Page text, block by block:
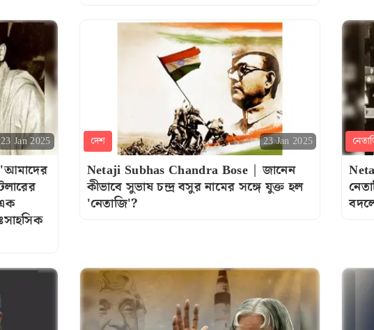
23 Jan 2025 দেশ 23 Jan 2025
Netaji Subhas Chandra Bose | জানেন
কীভাবে সুভাষ চন্দ্র বসুর নামের সঙ্গে যুক্ত হল
'নেতাজি'?